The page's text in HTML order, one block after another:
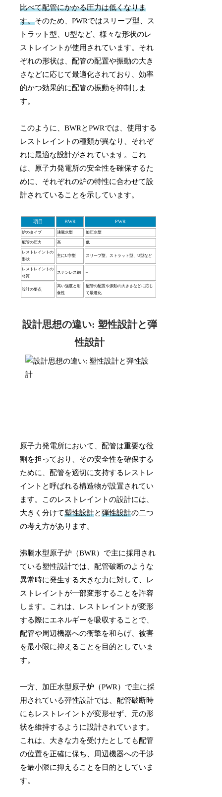
比べて配管にかかる圧力は低くなりま
す。そのため、PWRではスリーブ型、ス
トラット型、U型など、様々な形状のレ
ストレイントが使用されています。それ
ぞれの形状は、配管の配置や振動の大き
さなどに応じて最適化されており、効率
的かつ効果的に配管の振動を抑制しま
す。
このように、BWRとPWRでは、使用する
レストレイントの種類が異なり、それぞ
れに最適な設計がされています。これ
は、原子力発電所の安全性を確保するた
めに、それぞれの炉の特性に合わせて設
計されていることを示しています。
項目 BWR PWR
炉のタイプ 沸騰水型 加圧水型
配管の圧力 高 低
レストレイントの
形状
主にU字型 スリーブ型、ストラット型、U型など
レストレイントの
材質
ステンレス鋼 –
設計の要点
高い強度と耐
食性
配管の配置や振動の大きさなどに応じ
て最適化
設計思想の違い: 塑性設計と弾
性設計
原子力発電所において、配管は重要な役
割を担っており、その安全性を確保する
ために、配管を適切に支持するレストレ
イントと呼ばれる構造物が設置されてい
ます。このレストレイントの設計には、
大きく分けて塑性設計と弾性設計の二つ
の考え方があります。
沸騰水型原子炉（BWR）で主に採用され
ている塑性設計では、配管破断のような
異常時に発生する大きな力に対して、レ
ストレイントが一部変形することを許容
します。これは、レストレイントが変形
する際にエネルギーを吸収することで、
配管や周辺機器への衝撃を和らげ、被害
を最小限に抑えることを目的としていま
す。
一方、加圧水型原子炉（PWR）で主に採
用されている弾性設計では、配管破断時
にもレストレイントが変形せず、元の形
状を維持するように設計されています。
これは、大きな力を受けたとしても配管
の位置を正確に保ち、周辺機器への干渉
を最小限に抑えることを目的としていま
す。